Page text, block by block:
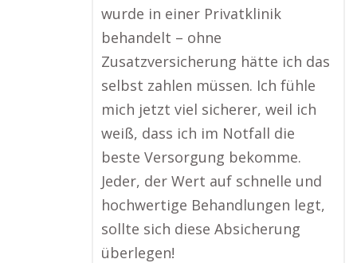
wurde in einer Privatklinik
behandelt – ohne
Zusatzversicherung hätte ich das
selbst zahlen müssen. Ich fühle
mich jetzt viel sicherer, weil ich
weiß, dass ich im Notfall die
beste Versorgung bekomme.
Jeder, der Wert auf schnelle und
hochwertige Behandlungen legt,
sollte sich diese Absicherung
überlegen!